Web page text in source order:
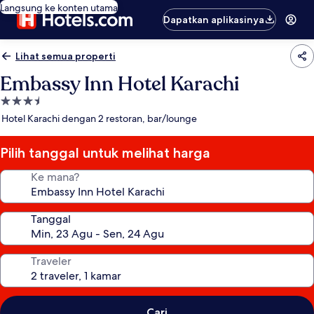
Langsung ke konten utama
Dapatkan aplikasinya
Lihat semua properti
Embassy Inn Hotel Karachi
Properti
bintang
Hotel Karachi dengan 2 restoran, bar/lounge
Pilih tanggal untuk melihat harga
Ke mana?
Tanggal
Traveler